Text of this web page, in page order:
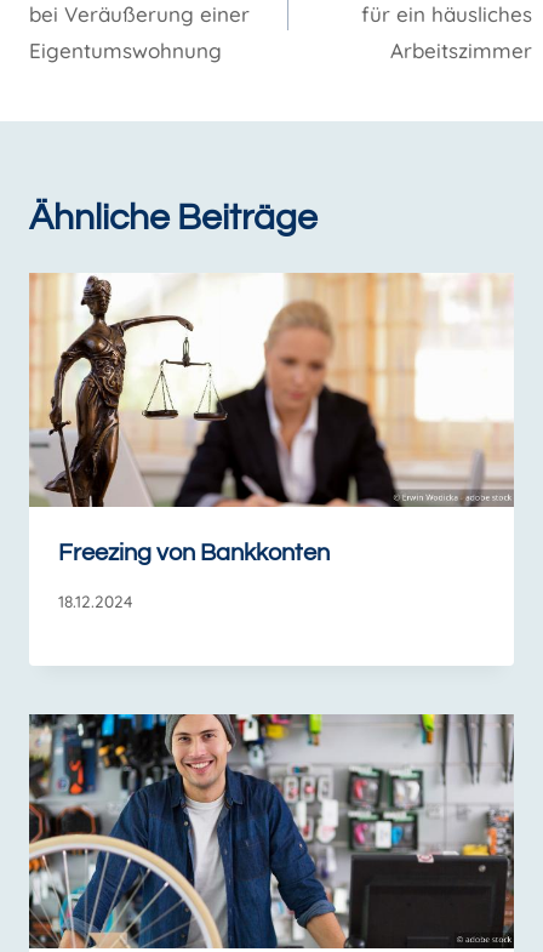
bei Veräußerung einer
Eigentumswohnung
für ein häusliches
Arbeitszimmer
Ähnliche Beiträge
Freezing von Bankkonten
18.12.2024